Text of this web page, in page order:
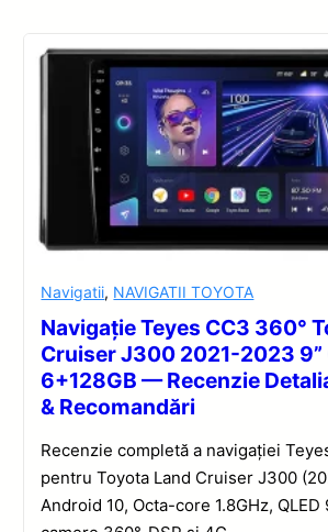
Navigatii, NAVIGATII TOYOTA
Navigație Teyes CC3 360°
Cruiser J300 2021-2023 9”
6+128GB — Recenzie
& Recomandări
Recenzie completă a navigației
pentru Toyota Land Cruiser J300
Android 10, Octa-core 1.8GHz, QLED